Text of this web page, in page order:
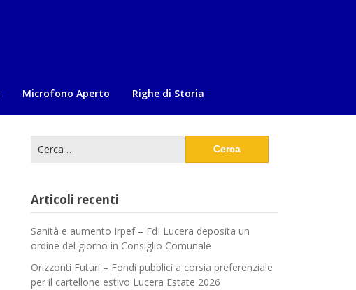
Microfono Aperto Righe di Storia
per:
Articoli recenti
Sanità e aumento Irpef – FdI Lucera deposita un
ordine del giorno in Consiglio Comunale
Orizzonti Futuri – Fondi pubblici a corsia preferenziale
per il cartellone estivo Lucera Estate 2026